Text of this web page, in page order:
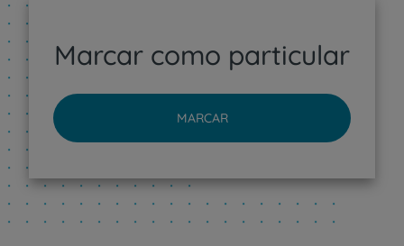
Marcar como particular
MARCAR